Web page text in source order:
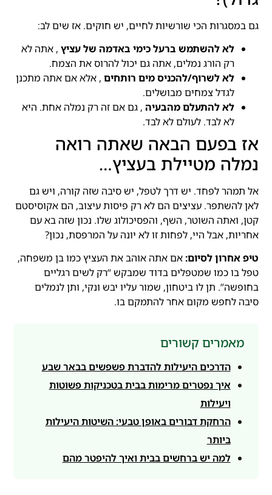
גם במסגרות הכי שורשיות לחיים, יש חוקים. אז שים לב:
לא להשתמש ברעל כימי באדמה של עציץ , אתה לא
רק הורג נמלים, אתה גם יכול להרוס את הצמח.
לא לשרוף/להכניס מים רותחים , אלא אם אתה מתכנן
לגדל צמחים מבושלים.
לא להתעלם מהבעיה , גם אם זה רק נמלה אחת. היא
לא לבד. לעולם לא לבד.
אז בפעם הבאה שאתה רואה
נמלה מטיילת בעציץ…
אל תמהר לפחד. יש דרך לטפל, יש סיבה שזה קורה, ויש גם
לאן להשתפר. עציצים הם לא רק פיסות עיצוב, הם אקוסיסטם
קטן, ואתה השוטר, השף, והפסיכולוג שלו. נכון שזה בא עם
אחריות, אבל היי, לפחות זו לא יונה על המרפסת, נכון?
טיפ אחרון לסיום:אם אתה אוהב את העציץ כמו בן משפחה,
טפל בו כמו שמטפלים בדוד שמבקש “רק לשים רגליים
בחופשה”. תן לו ביטחון, שמור עליו יבש ונקי, ותן לנמלים
סיבה לחפש מקום אחר להתמקם בו.
מאמרים קשורים
הדרכים היעילות להדברת פשפשים בבאר שבע
איך נפטרים מרימות בבית בטכניקות פשוטות
ויעילות
הרחקת דבורים באופן טבעי: השיטות היעילות
ביותר
למה יש ברחשים בבית ואיך להיפטר מהם